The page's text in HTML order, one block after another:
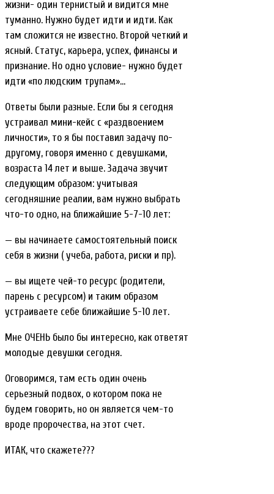
жизни- один тернистый и видится мне
туманно. Нужно будет идти и идти. Как
там сложится не известно. Второй четкий и
ясный. Статус, карьера, успех, финансы и
признание. Но одно условие- нужно будет
идти «по людским трупам»…
Ответы были разные. Если бы я сегодня
устраивал мини-кейс с «раздвоением
личности», то я бы поставил задачу по-
другому, говоря именно с девушками,
возраста 14 лет и выше. Задача звучит
следующим образом: учитывая
сегодняшние реалии, вам нужно выбрать
что-то одно, на ближайшие 5-7-10 лет:
— вы начинаете самостоятельный поиск
себя в жизни ( учеба, работа, риски и пр).
— вы ищете чей-то ресурс (родители,
парень с ресурсом) и таким образом
устраиваете себе ближайшие 5-10 лет.
Мне ОЧЕНЬ было бы интересно, как ответят
молодые девушки сегодня.
Оговоримся, там есть один очень
серьезный подвох, о котором пока не
будем говорить, но он является чем-то
вроде пророчества, на этот счет.
ИТАК, что скажете???